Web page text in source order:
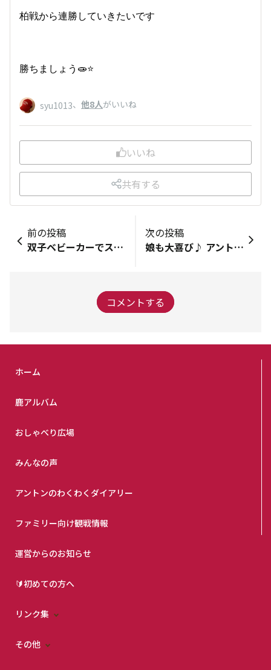
柏戦から連勝していきたいです
勝ちましょう🧫⭐️
syu1013、 他8人がいいね
いいね
共有する
前の投稿
双子ベビーカーでスタジアムへ🏟️
次の投稿
娘も大喜び♪ アントンくんと一緒に勝利を願って！
コメントする
ホーム
鹿アルバム
おしゃべり広場
みんなの声
アントンのわくわくダイアリー
ファミリー向け観戦情報
運営からのお知らせ
🔰初めての方へ
リンク集
その他